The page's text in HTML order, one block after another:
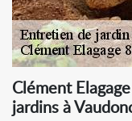
Clément
jardins à